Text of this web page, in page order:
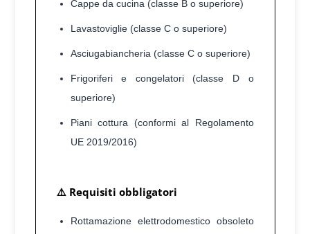
Cappe da cucina (classe B o superiore)
Lavastoviglie (classe C o superiore)
Asciugabiancheria (classe C o superiore)
Frigoriferi e congelatori (classe D o
superiore)
Piani cottura (conformi al Regolamento
UE 2019/2016)
⚠️ Requisiti obbligatori
Rottamazione elettrodomestico obsoleto